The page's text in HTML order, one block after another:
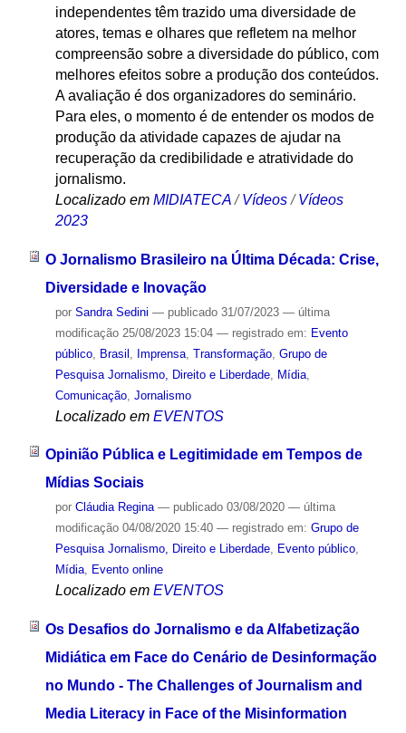
independentes têm trazido uma diversidade de
atores, temas e olhares que refletem na melhor
compreensão sobre a diversidade do público, com
melhores efeitos sobre a produção dos conteúdos.
A avaliação é dos organizadores do seminário.
Para eles, o momento é de entender os modos de
produção da atividade capazes de ajudar na
recuperação da credibilidade e atratividade do
jornalismo.
Localizado em MIDIATECA /Vídeos /Vídeos
2023
O Jornalismo Brasileiro na Última Década: Crise,
Diversidade e Inovação
por Sandra Sedini — publicado31/07/2023 — última
modificação25/08/2023 15:04 — registrado em: Evento
público, Brasil Imprensa, Transformação, Grupo de
Pesquisa Jornalismo, Direito e Liberdade, Mídia,
Comunicação, Jornalismo
Localizado em EVENTOS
Opinião Pública e Legitimidade em Tempos de
Mídias Sociais
por Cláudia Regina — publicado03/08/2020 — última
modificação04/08/2020 15:40 — registrado em: Grupo de
Pesquisa Jornalismo, Direito e Liberdade, Evento público,
Mídia, Evento online
Localizado em EVENTOS
Os Desafios do Jornalismo e da Alfabetização
Midiática em Face do Cenário de Desinformação
no Mundo - The Challenges of Journalism and
Media Literacy in Face of the Misinformation